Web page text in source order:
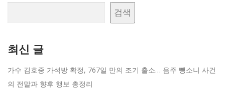
검색
최신 글
가수 김호중 가석방 확정, 767일 만의 조기 출소… 음주 뺑소니 사건
의 전말과 향후 행보 총정리